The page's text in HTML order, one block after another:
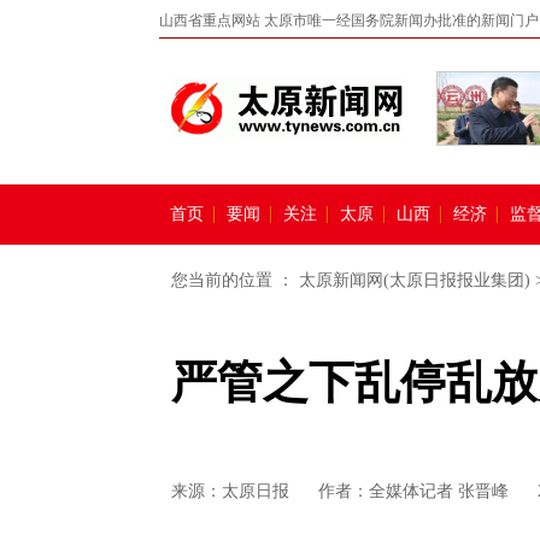
山西省重点网站 太原市唯一经国务院新闻办批准的新闻门
首页 要闻 关注 太原 山西 经济 监
您当前的位置 ： 太原新闻网(太原日报报业集团)
严管之下乱停乱
来源： 太原日报 作者：全媒体记者 张晋峰